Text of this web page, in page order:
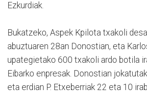
Ezkurdiak.
Bukatzeko, Aspek Kpilota txakoli
abuztuaren 28an Donostian, eta
upategietako 600 txakoli ardo botila
Eibarko enpresak. Donostian
eta erdian P. Etxeberriak 22 eta 10